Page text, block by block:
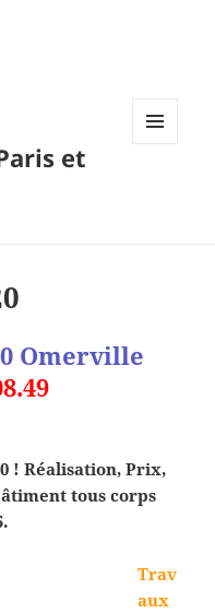
et
Omerville
! Réalisation, Prix,
tous corps
Trav
aux